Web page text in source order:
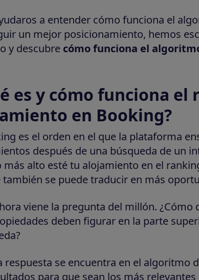
a entender cómo funciona el
un mejor posicionamiento, hemos
y descubre cómo funciona el
es y cómo funciona el
en Booking?
es el orden en el que la plataforma
después de una búsqueda de un
más alto esté tu alojamiento en el
también se puede traducir en más
viene la pregunta del millón.
deben figurar en la parte
respuesta se encuentra en el algoritmo
para que sean los más